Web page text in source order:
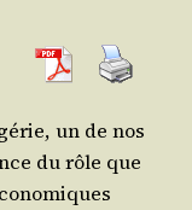
un de nos
du rôle que